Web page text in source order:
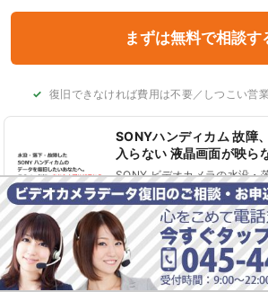
復旧できなければ費用は不要／しつこい営
SONYハンディカム 故障
入らない 液晶画面が映ら
る データ復旧
SONY ビデオカメラの水没・
復旧に成功した実績の一部を
らない、液晶画面が真っ暗、
できない、画面が緑色の砂嵐
ードが点滅等、S......
続きを読む
大阪府 故障ビデオカメラ復元